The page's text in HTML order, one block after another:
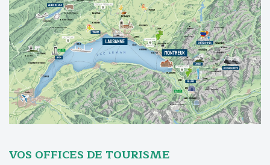
VOS OFFICES DE TOURISME